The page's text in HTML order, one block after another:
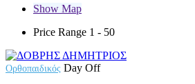
Show Map
Price Range 1 - 50
Ορθοπαιδικός Day Off